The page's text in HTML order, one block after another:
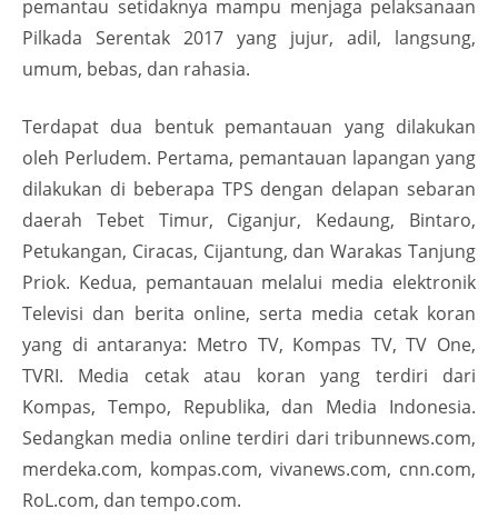
pemantau setidaknya mampu menjaga pelaksanaan
Pilkada Serentak 2017 yang jujur, adil, langsung,
umum, bebas, dan rahasia.
Terdapat dua bentuk pemantauan yang dilakukan
oleh Perludem. Pertama, pemantauan lapangan yang
dilakukan di beberapa TPS dengan delapan sebaran
daerah Tebet Timur, Ciganjur, Kedaung, Bintaro,
Petukangan, Ciracas, Cijantung, dan Warakas Tanjung
Priok. Kedua, pemantauan melalui media elektronik
Televisi dan berita online, serta media cetak koran
yang di antaranya: Metro TV, Kompas TV, TV One,
TVRI. Media cetak atau koran yang terdiri dari
Kompas, Tempo, Republika, dan Media Indonesia.
Sedangkan media online terdiri dari tribunnews.com,
merdeka.com, kompas.com, vivanews.com, cnn.com,
RoL.com, dan tempo.com.